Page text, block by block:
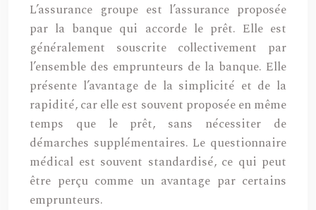
L’assurance groupe est l’assurance proposée
par la banque qui accorde le prêt. Elle est
généralement souscrite collectivement par
l’ensemble des emprunteurs de la banque. Elle
présente l’avantage de la simplicité et de la
rapidité, car elle est souvent proposée en même
temps que le prêt, sans nécessiter de
démarches supplémentaires. Le questionnaire
médical est souvent standardisé, ce qui peut
être perçu comme un avantage par certains
emprunteurs.